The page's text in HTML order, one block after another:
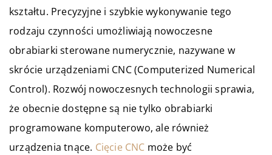
kształtu. Precyzyjne i szybkie wykonywanie tego
rodzaju czynności umożliwiają nowoczesne
obrabiarki sterowane numerycznie, nazywane w
skrócie urządzeniami CNC (Computerized Numerical
Control). Rozwój nowoczesnych technologii sprawia,
że obecnie dostępne są nie tylko obrabiarki
programowane komputerowo, ale również
urządzenia tnące. Cięcie CNC może być